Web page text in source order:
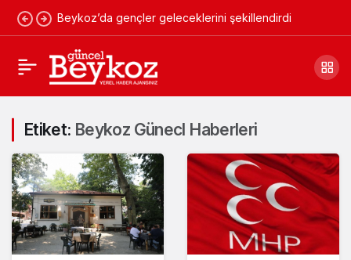
Beykoz’da gençler geleceklerini şekillendirdi
Etiket: Beykoz Günecl Haberleri